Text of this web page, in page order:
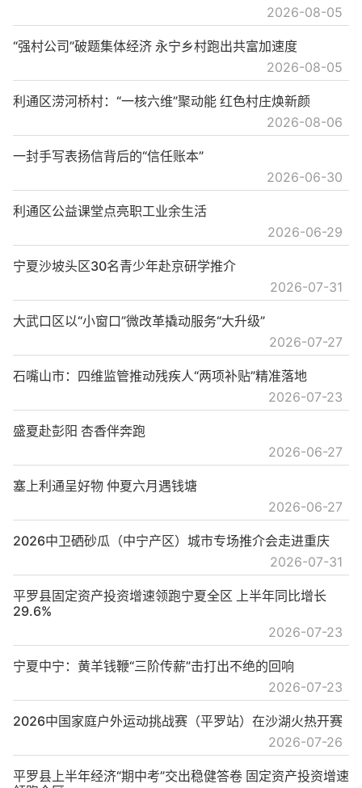
2026-08-05
2026-08-05
“强村公司”破题集体经济 永宁乡村跑出共富加速度
2026-08-06
利通区涝河桥村：“一核六维”聚动能 红色村庄焕新颜
2026-06-30
一封手写表扬信背后的“信任账本”
2026-06-29
利通区公益课堂点亮职工业余生活
2026-07-31
宁夏沙坡头区30名青少年赴京研学推介
2026-07-27
大武口区以“小窗口”微改革撬动服务“大升级”
2026-07-23
石嘴山市：四维监管推动残疾人“两项补贴”精准落地
2026-06-27
盛夏赴彭阳 杏香伴奔跑
2026-06-27
塞上利通呈好物 仲夏六月遇钱塘
2026-07-31
2026中卫硒砂瓜（中宁产区）城市专场推介会走进重庆
2026-07-23
平罗县固定资产投资增速领跑宁夏全区 上半年同比增长
29.6%
2026-07-23
宁夏中宁：黄羊钱鞭“三阶传薪”击打出不绝的回响
2026-07-26
2026中国家庭户外运动挑战赛（平罗站）在沙湖火热开赛
平罗县上半年经济“期中考”交出稳健答卷 固定资产投资增速